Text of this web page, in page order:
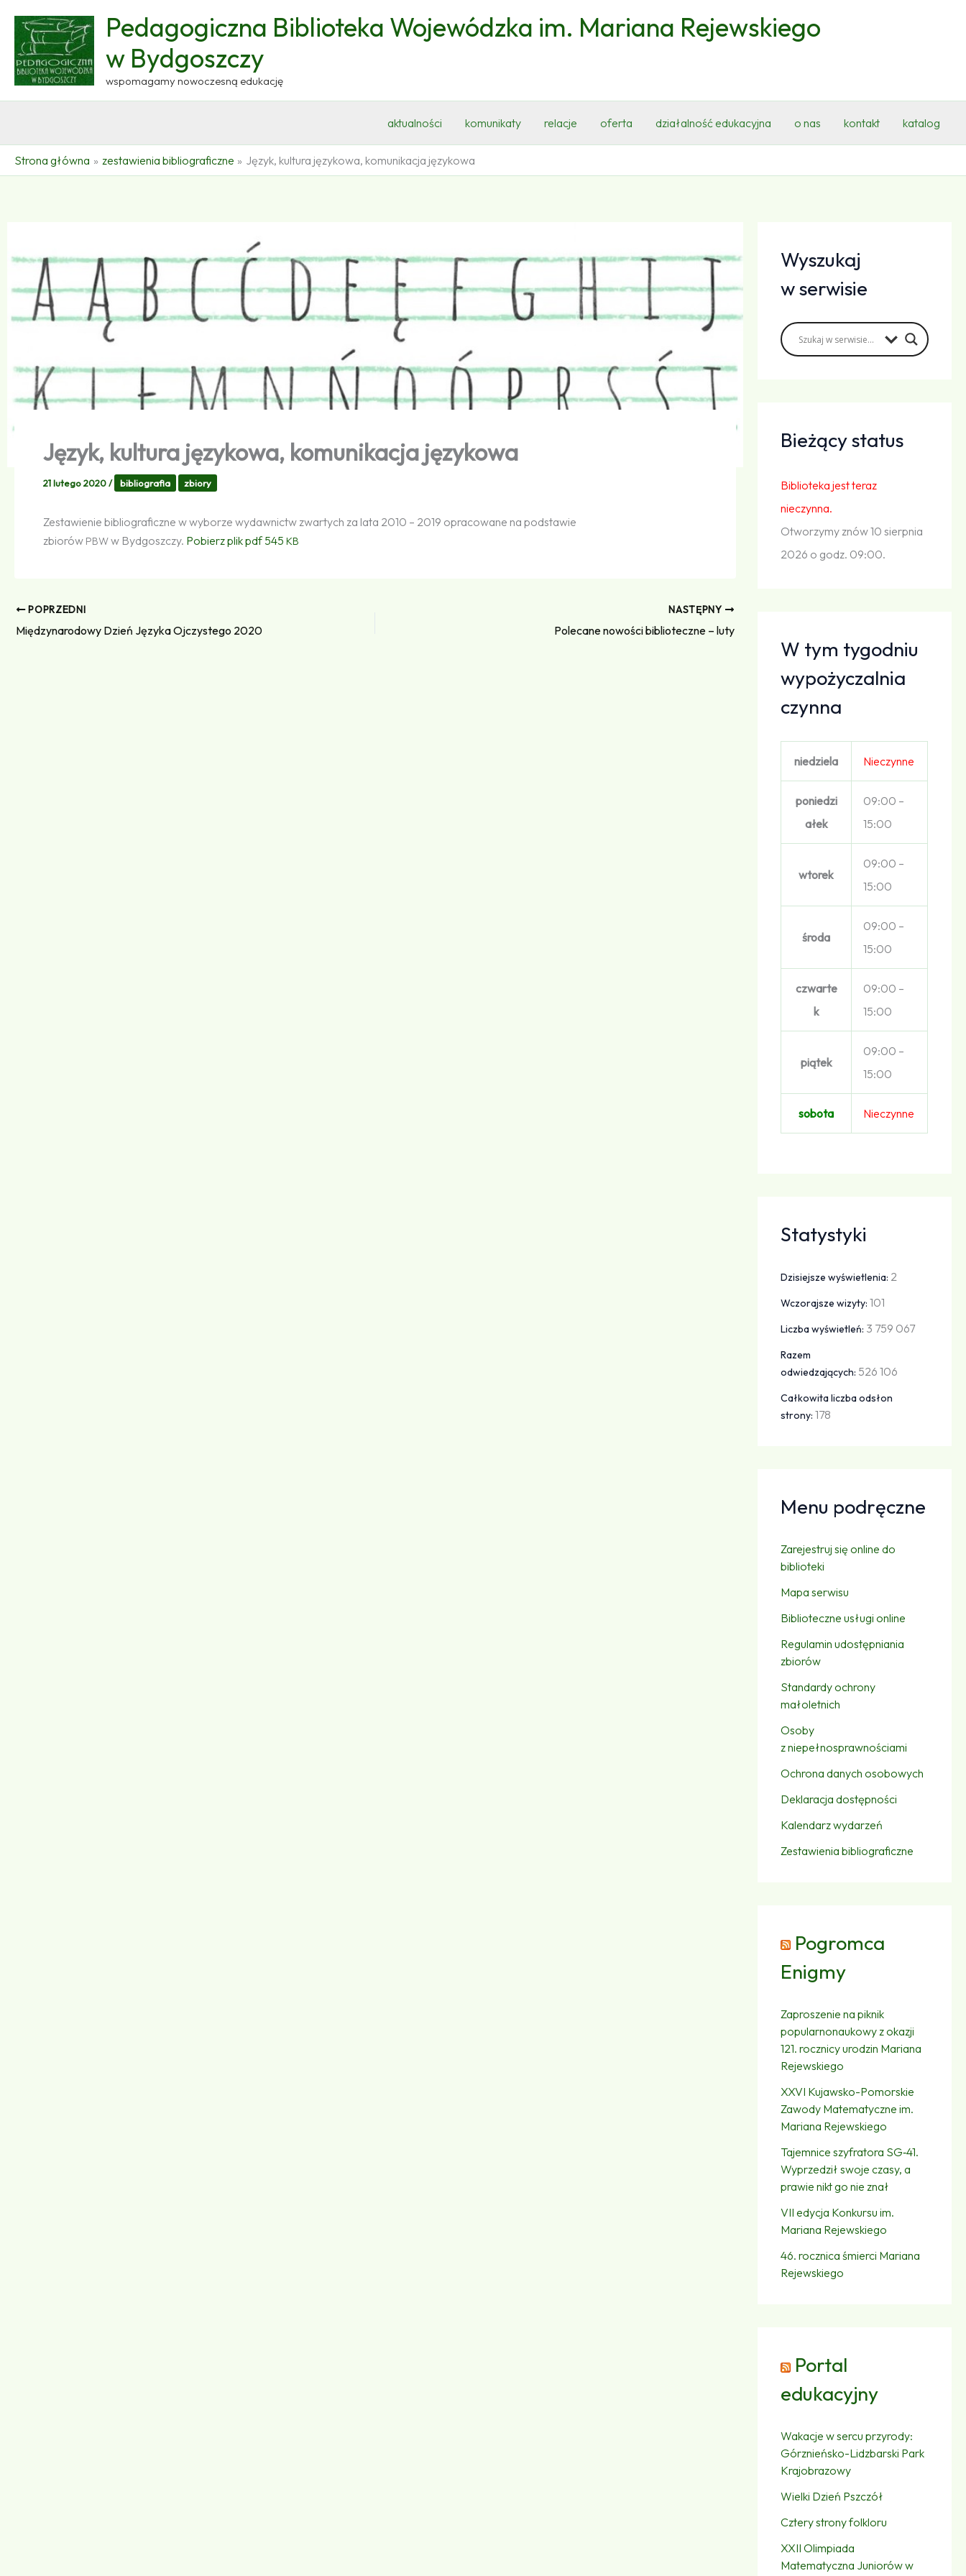
treści
Pedagogiczna Biblioteka Wojewódzka im. Mariana Rejewskiego
w Bydgoszczy
wspomagamy nowoczesną edukację
aktualności komunikaty relacje oferta działalność edukacyjna o nas kontakt katalog
Strona główna zestawienia bibliograficzne Język, kultura językowa, komunikacja językowa
Język, kultura językowa, komunikacja językowa
21 lutego 2020/ bibliografia zbiory
Zestawienie bibliograficzne w wyborze wydawnictw zwartych za lata 2010 – 2019 opracowane na podstawie
zbiorów PBWw Bydgoszczy. Pobierz plik pdf 545 KB
POPRZEDNI
Międzynarodowy Dzień Języka Ojczystego 2020
NASTĘPNY
Polecane nowości biblioteczne – luty
Wyszukaj
w serwisie
Bieżący status
Biblioteka jest teraz
nieczynna.
Otworzymy znów 10 sierpnia
2026 o godz. 09:00.
W tym tygodniu
wypożyczalnia
czynna
niedziela Nieczynne
poniedzi
ałek
09:00 –
15:00
wtorek
09:00 –
15:00
środa
09:00 –
15:00
czwarte
k
09:00 –
15:00
piątek
09:00 –
15:00
sobota Nieczynne
Statystyki
Dzisiejsze wyświetlenia: 2
Wczorajsze wizyty:101
Liczba wyświetleń: 3 759 067
Razem
odwiedzających: 526 106
Całkowita liczba odsłon
strony:178
Menu podręczne
Zarejestruj się online do
biblioteki
Mapa serwisu
Biblioteczne usługi online
Regulamin udostępniania
zbiorów
Standardy ochrony
małoletnich
Osoby
z niepełnosprawnościami
Ochrona danych osobowych
Deklaracja dostępności
Kalendarz wydarzeń
Zestawienia bibliograficzne
Pogromca
Enigmy
Zaproszenie na piknik
popularnonaukowy z okazji
121. rocznicy urodzin Mariana
Rejewskiego
XXVI Kujawsko-Pomorskie
Zawody Matematyczne im.
Mariana Rejewskiego
Tajemnice szyfratora SG‑41.
Wyprzedził swoje czasy, a
prawie nikt go nie znał
VII edycja Konkursu im.
Mariana Rejewskiego
46. rocznica śmierci Mariana
Rejewskiego
Portal
edukacyjny
Wakacje w sercu przyrody:
Górznieńsko-Lidzbarski Park
Krajobrazowy
Wielki Dzień Pszczół
Cztery strony folkloru
XXII Olimpiada
Matematyczna Juniorów w